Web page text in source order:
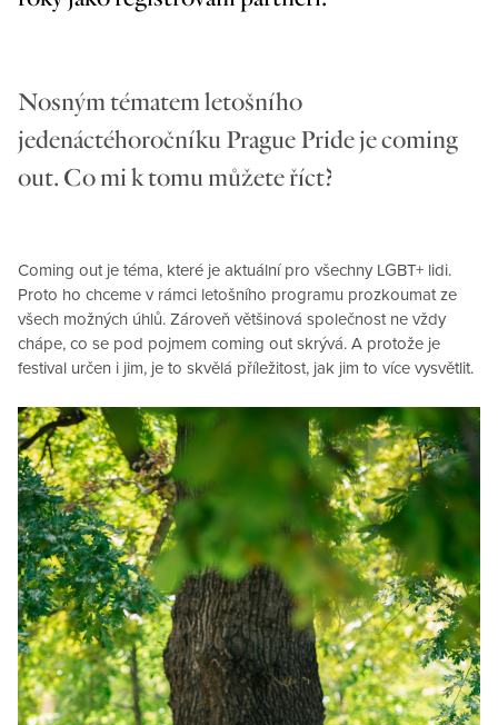
Nosným tématem letošního
jedenáctéhoročníku Prague Pride je coming
out. Co mi k tomu můžete říct?
Coming out je téma, které je aktuální pro všechny LGBT+ lidi.
Proto ho chceme v rámci letošního programu prozkoumat ze
všech možných úhlů. Zároveň většinová společnost ne vždy
chápe, co se pod pojmem coming out skrývá. A protože je
festival určen i jim, je to skvělá příležitost, jak jim to více vysvětlit.